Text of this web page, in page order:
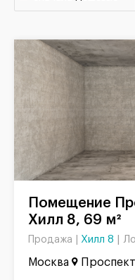
Хилл 8, 69 м²
Продажа | Хилл 8
Москва